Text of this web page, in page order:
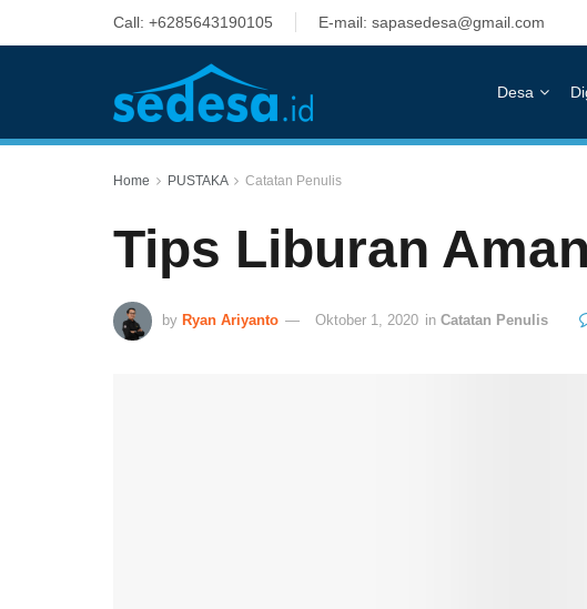
Call: +6285643190105 E-mail: sapasedesa@gmail.com
Desa
Home PUSTAKA Catatan Penulis
Tips Liburan
by Ryan Ariyanto Oktober 1, 2020 in Catatan Penulis